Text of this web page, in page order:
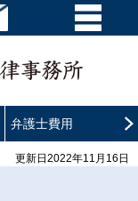
弁護士費用
更新日2022年11月16日